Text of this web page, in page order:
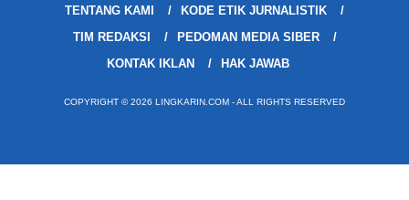
TENTANG KAMI
KODE ETIK JURNALISTIK
TIM REDAKSI
PEDOMAN MEDIA SIBER
KONTAK IKLAN
HAK JAWAB
COPYRIGHT © 2026 LINGKARIN.COM - ALL RIGHTS RESERVED